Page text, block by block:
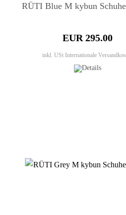
RÜTI Blue M kybun
EUR 295.00
inkl. USt Internationale